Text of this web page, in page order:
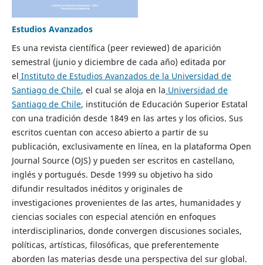
Estudios Avanzados
Es una revista científica (peer reviewed) de aparición
semestral (junio y diciembre de cada año) editada por
el Instituto de Estudios Avanzados de la Universidad de
Santiago de Chile, el cual se aloja en la Universidad de
Santiago de Chile, institución de Educación Superior Estatal
con una tradición desde 1849 en las artes y los oficios. Sus
escritos cuentan con acceso abierto a partir de su
publicación, exclusivamente en línea, en la plataforma Open
Journal Source (OJS) y pueden ser escritos en castellano,
inglés y portugués. Desde 1999 su objetivo ha sido
difundir resultados inéditos y originales de
investigaciones provenientes de las artes, humanidades y
ciencias sociales con especial atención en enfoques
interdisciplinarios, donde convergen discusiones sociales,
políticas, artísticas, filosóficas, que preferentemente
aborden las materias desde una perspectiva del sur global.